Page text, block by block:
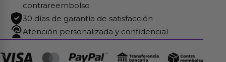
contrareembolso
30 días de garantía de satisfacción
Atención personalizada y confidencial